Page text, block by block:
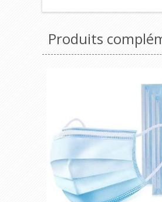
Produits